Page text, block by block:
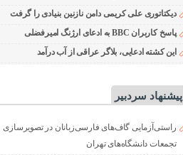
دیکتاتوری علی کریمی دامن نازنین بنیادی را گرفت
پاسخ کاربران BBC به ادعای ارژنگ امیرفضلی
این کشته ادعایی، بلاگر عراقی از آب درآمد
پیشنهاد سردبیر
راستی‌آزمایی گاف‌های فارسی‌زبانان در تصویرسازی
تجمعات دانشگاه‌های تهران